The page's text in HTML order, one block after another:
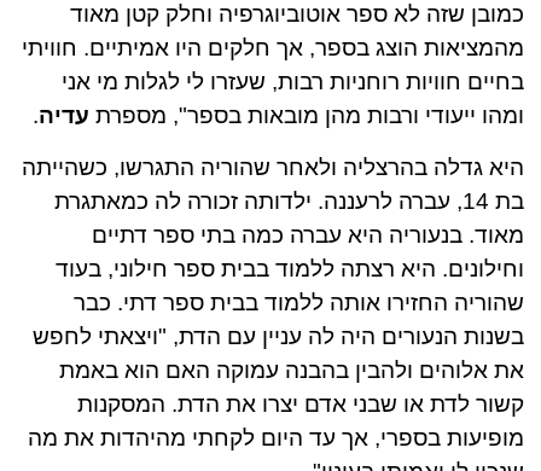
כמובן שזה לא ספר אוטוביוגרפיה וחלק קטן מאוד
מהמציאות הוצג בספר, אך חלקים היו אמיתיים. חוויתי
בחיים חוויות רוחניות רבות, שעזרו לי לגלות מי אני
ומהו ייעודי ורבות מהן מובאות בספר", מספרת עדיה.
היא גדלה בהרצליה ולאחר שהוריה התגרשו, כשהייתה
בת 14, עברה לרעננה. ילדותה זכורה לה כמאתגרת
מאוד. בנעוריה היא עברה כמה בתי ספר דתיים
וחילונים. היא רצתה ללמוד בבית ספר חילוני, בעוד
שהוריה החזירו אותה ללמוד בבית ספר דתי. כבר
בשנות הנעורים היה לה עניין עם הדת, "ויצאתי לחפש
את אלוהים ולהבין בהבנה עמוקה האם הוא באמת
קשור לדת או שבני אדם יצרו את הדת. המסקנות
מופיעות בספרי, אך עד היום לקחתי מהיהדות את מה